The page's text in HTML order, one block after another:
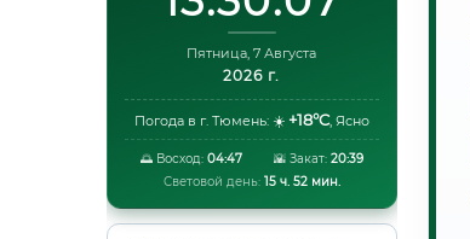
Пятница, 7 Августа
2026 г.
Погода в г. Тюмень: ☀️ +18°C, Ясно
🌅 Восход: 04:47 🌇 Закат: 20:39
Световой день: 15 ч. 52 мин.